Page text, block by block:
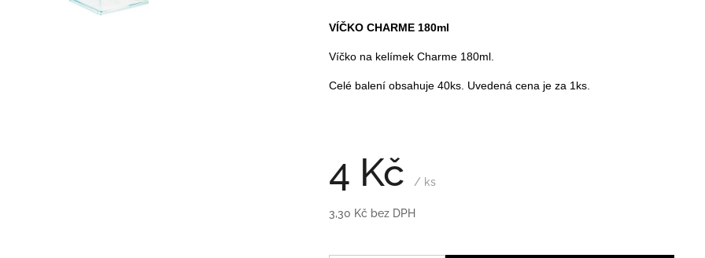
4 Kč / ks
3,30 Kč bez DPH
VÍČKO CHARME 180ml
Víčko na kelímek Charme 180ml.
Celé balení obsahuje 40ks. Uvedená cena je za 1ks.